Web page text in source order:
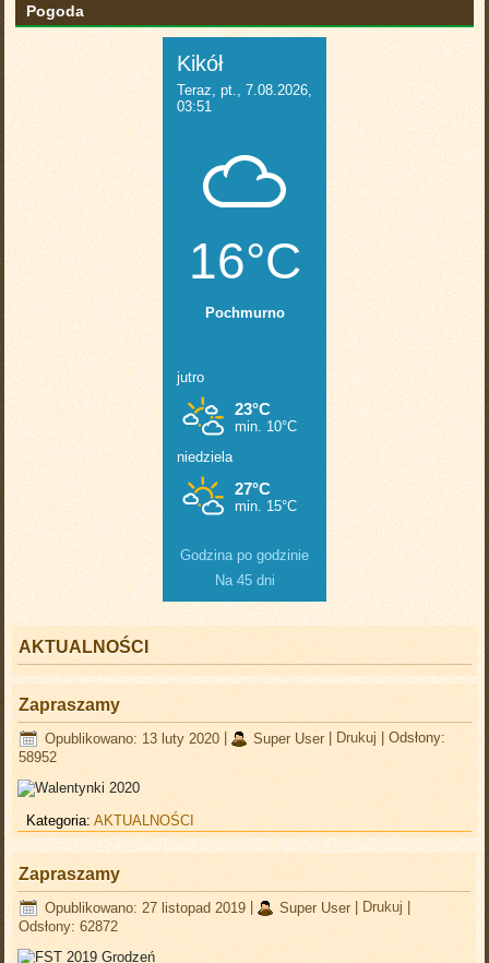
Pogoda
Godzina po godzinie
Na 45 dni
AKTUALNOŚCI
Zapraszamy
Opublikowano: 13 luty 2020 Super User Drukuj |Odsłony:
58952
Kategoria:AKTUALNOŚCI
Zapraszamy
Opublikowano: 27 listopad 2019 Super User Drukuj
Odsłony: 62872